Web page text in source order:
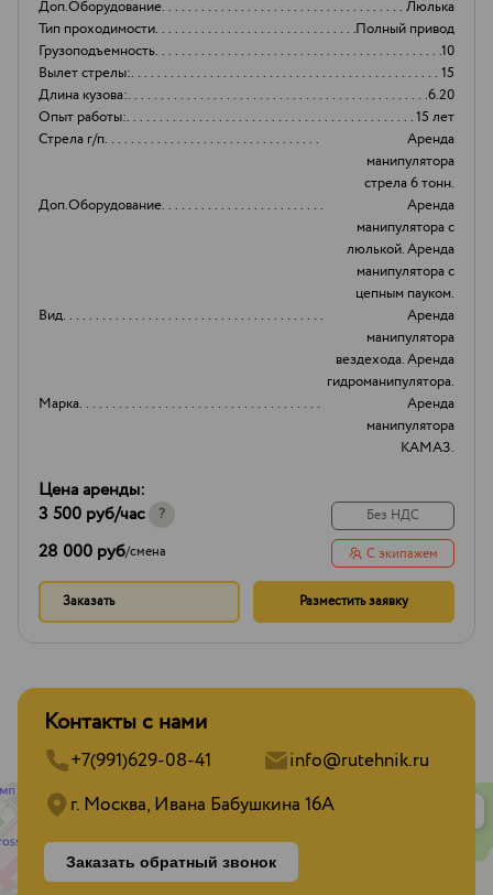
Доп.Оборудование
Люлька
Тип проходимости
Полный привод
Грузоподъемность
10
Вылет стрелы:
15
Длина кузова:
6.20
Опыт работы:
15 лет
Стрела г/п
Аренда
манипулятора
стрела 6 тонн.
Доп.Оборудование
Аренда
манипулятора с
люлькой. Аренда
манипулятора с
цепным пауком.
Вид
Аренда
манипулятора
вездехода. Аренда
гидроманипулятора.
Марка
Аренда
манипулятора
КАМАЗ.
Цена аренды:
3 500 руб/час ?
28 000 руб/смена
Без НДС
С экипажем
Заказать Разместить заявку
Контакты с нами
+7(991)629-08-41
info@rutehnik.ru
г. Москва, Ивана Бабушкина 16А
Заказать обратный звонок